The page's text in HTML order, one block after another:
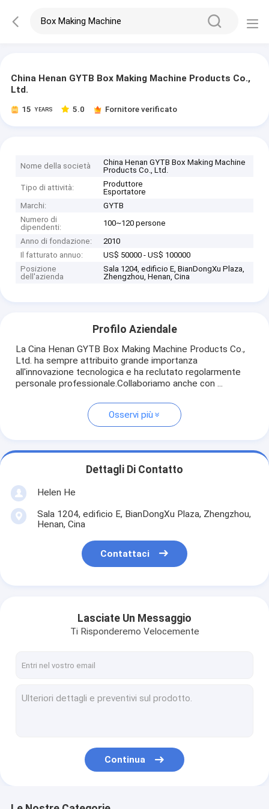
China Henan GYTB Box Making Machine Products Co.,
Ltd.
15 YEARS 5.0 Fornitore verificato
Nome della società
China Henan GYTB Box Making Machine
Products Co., Ltd.
Tipo di attività:
Produttore
Esportatore
Marchi:
GYTB
Numero di
dipendenti:
100~120 persone
Anno di fondazione:
2010
Il fatturato annuo:
US$ 50000 - US$ 100000
Posizione
dell'azienda
Sala 1204, edificio E, BianDongXu Plaza,
Zhengzhou, Henan, Cina
Profilo Aziendale
La Cina Henan GYTB Box Making Machine Products Co.,
Ltd. ha sempre attribuito grande importanza
all'innovazione tecnologica e ha reclutato regolarmente
personale professionale.Collaboriamo anche con ...
Osservi più
Dettagli Di Contatto
Helen He
Sala 1204, edificio E, BianDongXu Plaza, Zhengzhou,
Henan, Cina
Contattaci
Lasciate Un Messaggio
Ti Risponderemo Velocemente
Continua